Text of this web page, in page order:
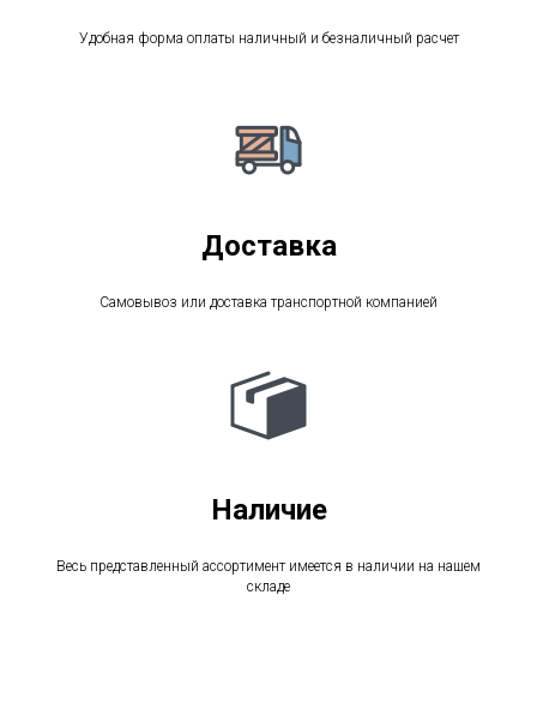
Удобная форма оплаты наличный и безналичный расчет
Доставка
Самовывоз или доставка транспортной компанией
Наличие
Весь представленный ассортимент имеется в наличии на нашем
складе
dvp-stroi@mail.ru
+7 (923) 314-77-06
+7 (923) 314-77-36
СВЯЖИТЕСЬ С НАМИ
ПО ВОПРОСАМ ОПТОВЫХ
ПОСТАВОК